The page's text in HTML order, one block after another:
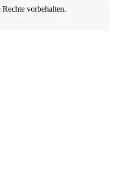
vorbehalten.